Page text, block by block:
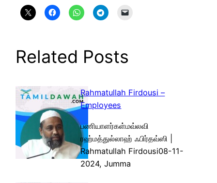
Related Posts
Rahmatullah Firdousi –
Employees
பணியாளர்கள்மவ்லவி
ரஹ்மத்துல்லாஹ் ஃபிர்தவ்ஸி |
Rahmatullah Firdousi08-11-
2024, Jumma